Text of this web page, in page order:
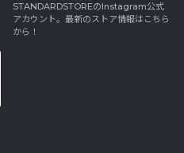
STANDARDSTOREのInstagram公式
アカウント。最新のストア情報はこちら
から！